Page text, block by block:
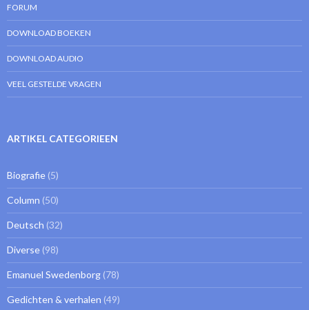
FORUM
DOWNLOAD BOEKEN
DOWNLOAD AUDIO
VEEL GESTELDE VRAGEN
ARTIKEL CATEGORIEEN
Biografie (5)
Column (50)
Deutsch (32)
Diverse (98)
Emanuel Swedenborg (78)
Gedichten & verhalen (49)